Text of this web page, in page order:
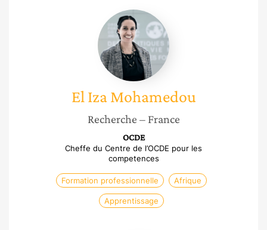
El
Iza
Mohamedou
El Iza Mohamedou
Recherche – France
OCDE
Cheffe du Centre de l’OCDE pour les
competences
Formation professionnelle Afrique
Apprentissage